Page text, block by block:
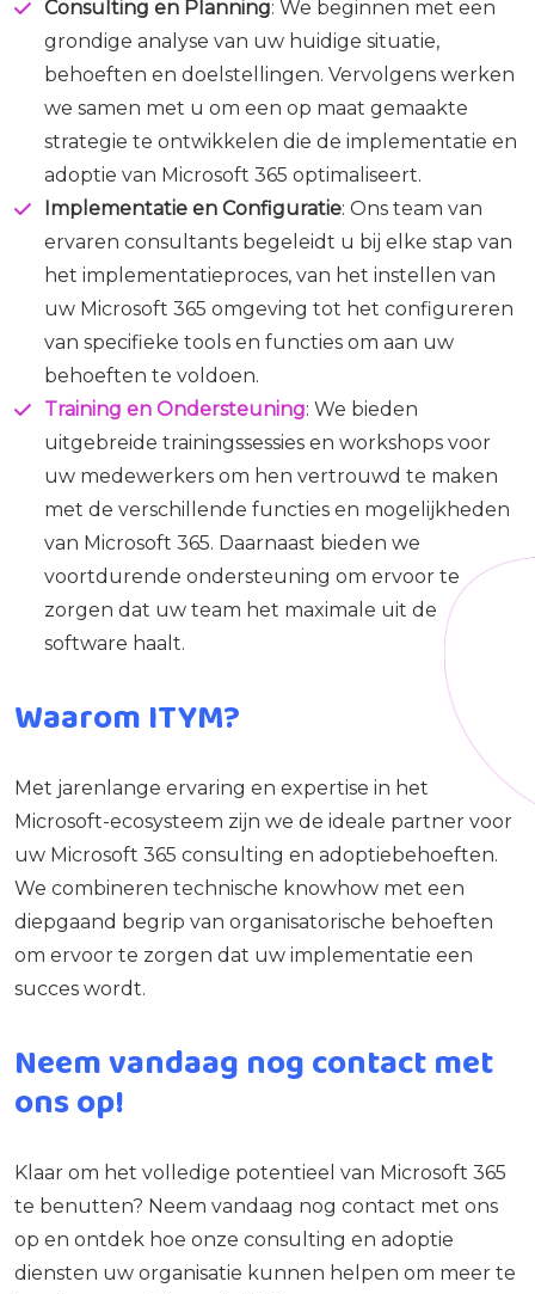
Consulting en Planning: We beginnen met een
grondige analyse van uw huidige situatie,
behoeften en doelstellingen. Vervolgens werken
we samen met u om een op maat gemaakte
strategie te ontwikkelen die de implementatie en
adoptie van Microsoft 365 optimaliseert.
Implementatie en Configuratie: Ons team van
ervaren consultants begeleidt u bij elke stap van
het implementatieproces, van het instellen van
uw Microsoft 365 omgeving tot het configureren
van specifieke tools en functies om aan uw
behoeften te voldoen.
Training en Ondersteuning: We bieden
uitgebreide trainingssessies en workshops voor
uw medewerkers om hen vertrouwd te maken
met de verschillende functies en mogelijkheden
van Microsoft 365. Daarnaast bieden we
voortdurende ondersteuning om ervoor te
zorgen dat uw team het maximale uit de
software haalt.
Waarom ITYM?
Met jarenlange ervaring en expertise in het
Microsoft-ecosysteem zijn we de ideale partner voor
uw Microsoft 365 consulting en adoptiebehoeften.
We combineren technische knowhow met een
diepgaand begrip van organisatorische behoeften
om ervoor te zorgen dat uw implementatie een
succes wordt.
Neem vandaag nog contact met
ons op!
Klaar om het volledige potentieel van Microsoft 365
te benutten? Neem vandaag nog contact met ons
op en ontdek hoe onze consulting en adoptie
diensten uw organisatie kunnen helpen om meer te